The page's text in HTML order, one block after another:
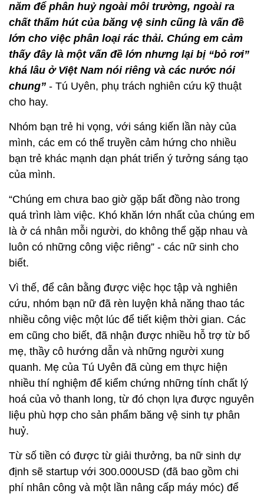
năm để phân huỷ ngoài môi trường, ngoài ra
chất thấm hút của băng vệ sinh cũng là vấn đề
lớn cho việc phân loại rác thải. Chúng em cảm
thấy đây là một vấn đề lớn nhưng lại bị “bỏ rơi”
khá lâu ở Việt Nam nói riêng và các nước nói
chung” - Tú Uyên, phụ trách nghiên cứu kỹ thuật
cho hay.
Nhóm bạn trẻ hi vọng, với sáng kiến lần này của
mình, các em có thể truyền cảm hứng cho nhiều
bạn trẻ khác mạnh dạn phát triển ý tưởng sáng tạo
của mình.
“Chúng em chưa bao giờ gặp bất đồng nào trong
quá trình làm việc. Khó khăn lớn nhất của chúng em
là ở cá nhân mỗi người, do không thể gặp nhau và
luôn có những công việc riêng” - các nữ sinh cho
biết.
Vì thế, để cân bằng được việc học tập và nghiên
cứu, nhóm bạn nữ đã rèn luyện khả năng thao tác
nhiều công việc một lúc để tiết kiệm thời gian. Các
em cũng cho biết, đã nhận được nhiều hỗ trợ từ bố
mẹ, thầy cô hướng dẫn và những người xung
quanh. Mẹ của Tú Uyên đã cùng em thực hiện
nhiều thí nghiệm để kiểm chứng những tính chất lý
hoá của vỏ thanh long, từ đó chọn lựa được nguyên
liệu phù hợp cho sản phẩm băng vệ sinh tự phân
huỷ.
Từ số tiền có được từ giải thưởng, ba nữ sinh dự
định sẽ startup với 300.000USD (đã bao gồm chi
phí nhân công và một lần nâng cấp máy móc) để